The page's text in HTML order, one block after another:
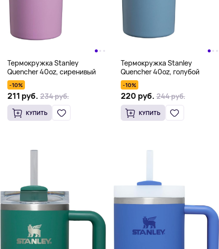
Термокружка Stanley
Quencher 40oz, сиренивый
-10%
211 руб. 234 руб.
КУПИТЬ
Термокружка Stanley
Quencher 40oz, голубой
-10%
220 руб. 244 руб.
КУПИТЬ